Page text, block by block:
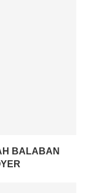
BALABAN